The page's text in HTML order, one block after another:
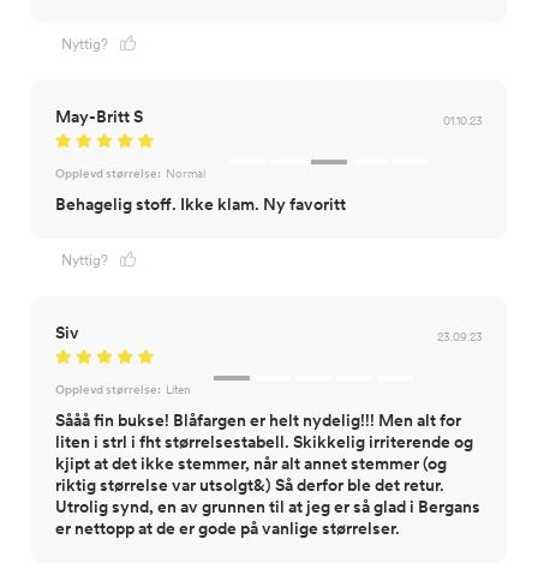
Nyttig?
May-Britt S 01.10.23
Opplevd størrelse: Normal
Behagelig stoff. Ikke klam. Ny favoritt
Nyttig?
Siv 23.09.23
Opplevd størrelse: Liten
Sååå fin bukse! Blåfargen er helt nydelig!!! Men alt for
liten i strl i fht størrelsestabell. Skikkelig irriterende og
kjipt at det ikke stemmer, når alt annet stemmer (og
riktig størrelse var utsolgt&) Så derfor ble det retur.
Utrolig synd, en av grunnen til at jeg er så glad i Bergans
er nettopp at de er gode på vanlige størrelser.